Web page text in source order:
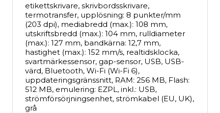
etikettskrivare, skrivbordsskrivare,
termotransfer, upplösning: 8 punkter/mm
(203 dpi), mediabredd (max.): 108 mm,
utskriftsbredd (max.): 104 mm, rulldiameter
(max.): 127 mm, bandkärna: 12,7 mm,
hastighet (max.): 152 mm/s, realtidsklocka,
svartmärkessensor, gap-sensor, USB, USB-
värd, Bluetooth, Wi-Fi (Wi-Fi 6),
uppdateringsgränssnitt, RAM: 256 MB, Flash:
512 MB, emulering: EZPL, inkl.: USB,
strömförsörjningsenhet, strömkabel (EU, UK),
grå